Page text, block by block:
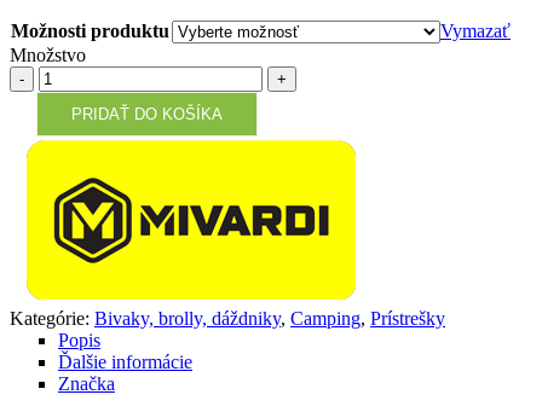
Možnosti produktu
Vymazať
Množstvo
Množstvo
PRIDAŤ DO KOŠÍKA
Kategórie: Bivaky, brolly, dáždniky, Camping, Prístrešky
Popis
Ďalšie informácie
Značka